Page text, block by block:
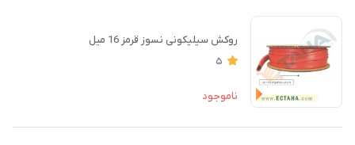
روکش سیلیکونی نسوز قرمز 16 میل
5
ناموجود